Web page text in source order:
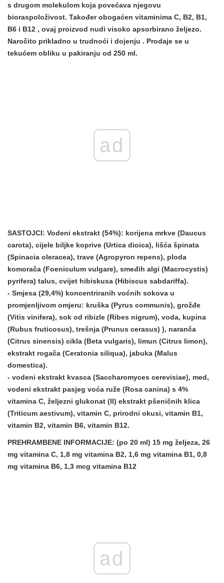
s drugom molekulom koja povećava njegovu
bioraspoloživost. Također obogaćen vitaminima C, B2, B1,
B6 i B12 , ovaj proizvod nudi visoko apsorbirano željezo.
Naročito prikladno u trudnoći i dojenju . Prodaje se u
tekućem obliku u pakiranju od 250 ml.
ad
SASTOJCI: Vodeni ekstrakt (54%): korijena mrkve (Daucus
carota), cijele biljke koprive (Urtica dioica), lišća špinata
(Spinacia oleracea), trave (Agropyron repens), ploda
komorača (Foeniculum vulgare), smeđih algi (Macrocystis)
pyrifera) talus, cvijet hibiskusa (Hibiscus sabdariffa).
- Smjesa (29,4%) koncentriranih voćnih sokova u
promjenljivom omjeru: kruška (Pyrus communis), grožđe
(Vitis vinifera), sok od ribizle (Ribes nigrum), voda, kupina
(Rubus fruticosus), trešnja (Prunus cerasus) ), naranča
(Citrus sinensis) cikla (Beta vulgaris), limun (Citrus limon),
ekstrakt rogača (Ceratonia siliqua), jabuka (Malus
domestica).
- vodeni ekstrakt kvasca (Saccharomyces cerevisiae), med,
vodeni ekstrakt pasjeg voća ruže (Rosa canina) s 4%
vitamina C, željezni glukonat (II) ekstrakt pšeničnih klica
(Triticum aestivum), vitamin C, prirodni okusi, vitamin B1,
vitamin B2, vitamin B6, vitamin B12.
PREHRAMBENE INFORMACIJE: (po 20 ml) 15 mg željeza, 26
mg vitamina C, 1,8 mg vitamina B2, 1,6 mg vitamina B1, 0,8
mg vitamina B6, 1,3 mcg vitamina B12
ad